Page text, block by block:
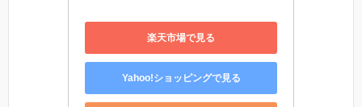
楽天市場で見る
Yahoo!ショッピングで見る